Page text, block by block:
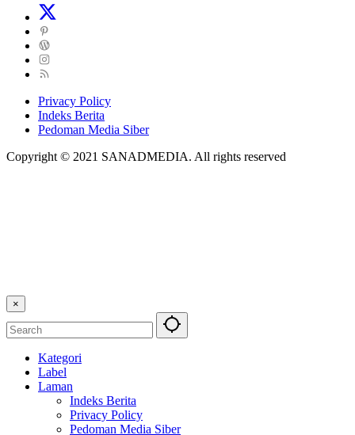
Privacy Policy
Indeks Berita
Pedoman Media Siber
Copyright © 2021 SANADMEDIA. All rights reserved
×
Kategori
Label
Laman
Indeks Berita
Privacy Policy
Pedoman Media Siber